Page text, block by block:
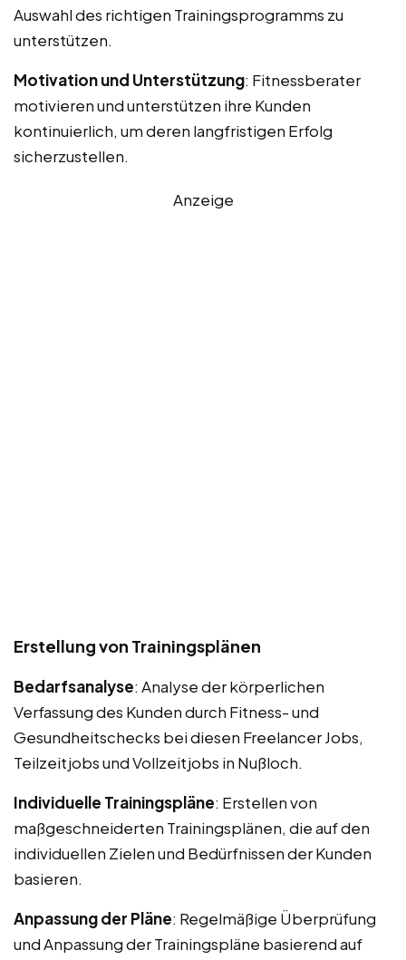
Auswahl des richtigen Trainingsprogramms zu
unterstützen.
Motivation und Unterstützung: Fitnessberater
motivieren und unterstützen ihre Kunden
kontinuierlich, um deren langfristigen Erfolg
sicherzustellen.
Anzeige
Erstellung von Trainingsplänen
Bedarfsanalyse: Analyse der körperlichen
Verfassung des Kunden durch Fitness- und
Gesundheitschecks bei diesen Freelancer Jobs,
Teilzeitjobs und Vollzeitjobs in Nußloch.
Individuelle Trainingspläne: Erstellen von
maßgeschneiderten Trainingsplänen, die auf den
individuellen Zielen und Bedürfnissen der Kunden
basieren.
Anpassung der Pläne: Regelmäßige Überprüfung
und Anpassung der Trainingspläne basierend auf